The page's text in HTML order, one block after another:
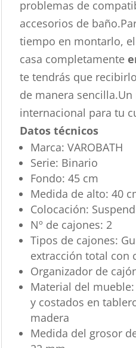
problemas de
accesorios de
tiempo en montarlo,
casa completamente
te tendrás que
de manera
internacional para tu
Datos técnicos
Marca: VAROBATH
Serie: Binario
Fondo: 45 cm
Medida de alto: 40
Colocación:
Nº de cajones: 2
Tipos de cajones:
extracción total con
Organizador de
Material del mueble:
y costados en
madera
Medida del grosor